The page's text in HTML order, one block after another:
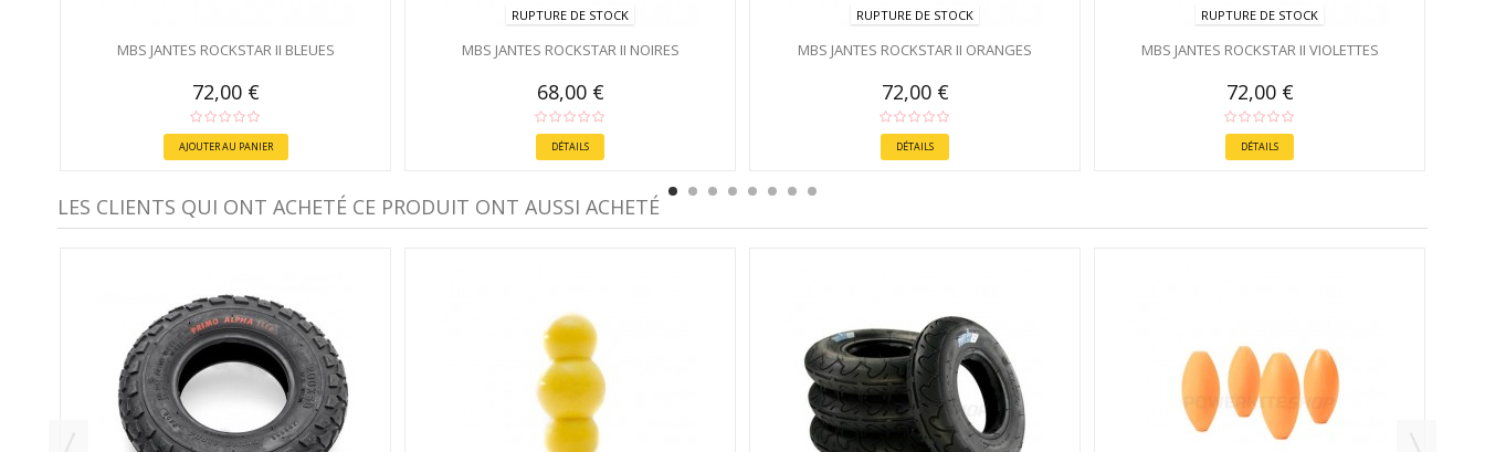
MBS JANTES ROCKSTAR II BLEUES
72,00 €
AJOUTER AU PANIER
RUPTURE DE STOCK
MBS JANTES ROCKSTAR II NOIRES
68,00 €
DÉTAILS
RUPTURE DE STOCK
MBS JANTES ROCKSTAR II ORANGES
72,00 €
DÉTAILS
RUPTURE DE STOCK
MBS JANTES ROCKSTAR II VIOLETTES
72,00 €
DÉTAILS
LES CLIENTS QUI ONT ACHETÉ CE PRODUIT ONT AUSSI ACHETÉ